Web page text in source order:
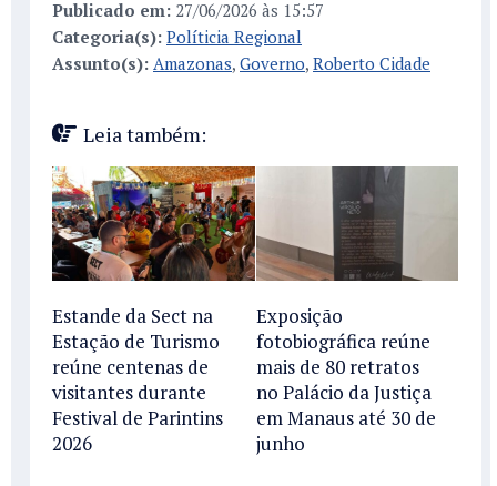
Publicado em: 27/06/2026 às 15:57
Categoria(s): Políticia Regional
Assunto(s): Amazonas, Governo, Roberto Cidade
Leia também:
Estande da Sect na
Estação de Turismo
reúne centenas de
visitantes durante
Festival de Parintins
2026
Exposição
fotobiográfica reúne
mais de 80 retratos
no Palácio da Justiça
em Manaus até 30 de
junho